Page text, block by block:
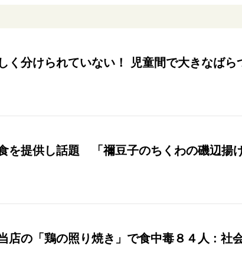
く分けられていない！ 児童間で大きなばら
を提供し話題 「禰豆子のちくわの磯辺揚
店の「鶏の照り焼き」で食中毒８４人 : 社